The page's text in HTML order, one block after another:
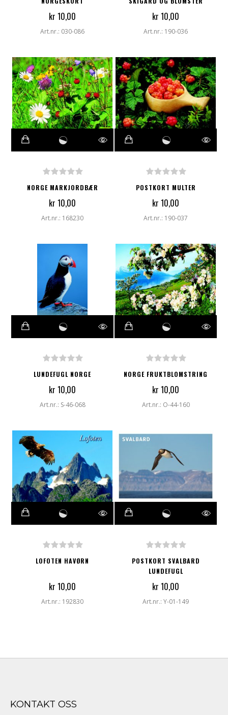
kr 10,00
Art.nr.: 030-086
kr 10,00
Art.nr.: 190-036
NORGE MARKJORDBÆR
kr 10,00
Art.nr.: 168230
POSTKORT MULTER
kr 10,00
Art.nr.: 190-037
LUNDEFUGL NORGE
kr 10,00
Art.nr.: S-46-068
NORGE FRUKTBLOMSTRING
kr 10,00
Art.nr.: O-44-160
LOFOTEN HAVØRN
kr 10,00
Art.nr.: 192830
POSTKORT SVALBARD
LUNDEFUGL
kr 10,00
Art.nr.: Y-01-149
KONTAKT OSS